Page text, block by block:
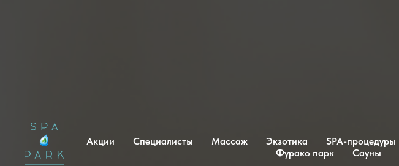
Акции Специалисты Массаж Экзотика SPA-процедуры
Фурако парк
Сауны